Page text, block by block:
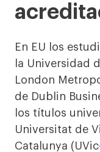
En EU los
la Universidad
London
de Dublin
los títulos
Universitat de
Catalunya